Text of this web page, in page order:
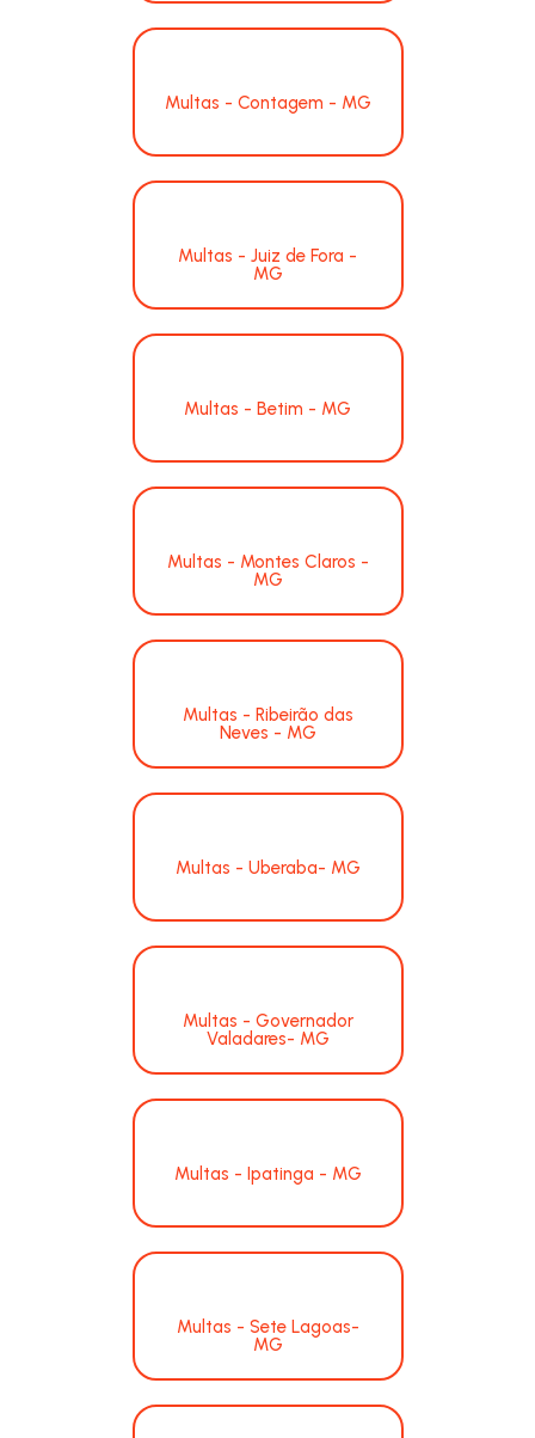
Multas - Contagem - MG
Multas - Juiz de Fora -
MG
Multas - Betim - MG
Multas - Montes Claros -
MG
Multas - Ribeirão das
Neves - MG
Multas - Uberaba- MG
Multas - Governador
Valadares- MG
Multas - Ipatinga - MG
Multas - Sete Lagoas-
MG